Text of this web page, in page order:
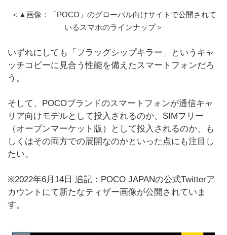
＜▲画像：「POCO」のグローバル向けサイトで公開されて
いるスマホのラインナップ＞
いずれにしても「フラッグシップキラー」というキャ
ッチコピーに見合う性能を備えたスマートフォンだろ
う。
そして、POCOブランドのスマートフォンが通信キャ
リア向けモデルとして投入されるのか、SIMフリー
（オープンマーケット版）として投入されるのか、も
しくはその両方での展開なのかといった点にも注目し
たい。
※2022年6月14日 追記：POCO JAPANの公式Twitterア
カウントにて新たなティザー画像が公開されていま
す。